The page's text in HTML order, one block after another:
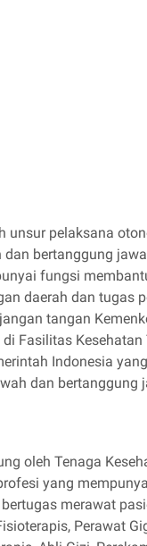
unsur pelaksana
bertanggung
fungsi
daerah dan tugas
tangan
Fasilitas
Indonesia
dan bertanggung
oleh Tenaga
yang
merawat
Perawat